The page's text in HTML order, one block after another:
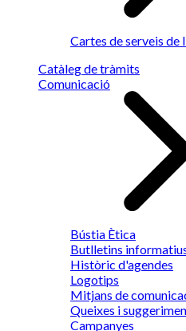
Cartes de serveis de
Catàleg de tràmits
Comunicació
Bústia Ètica
Butlletins
Històric d'agendes
Logotips
Mitjans de
Queixes i
Campanyes